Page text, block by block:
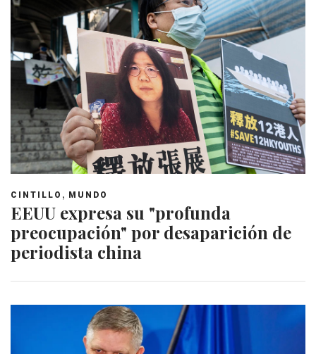
CINTILLO , MUNDO
EEUU expresa su "profunda
preocupación" por desaparición de
periodista china